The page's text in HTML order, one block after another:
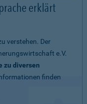
erklärt
verstehen. Der
e.V.
zu diversen
finden